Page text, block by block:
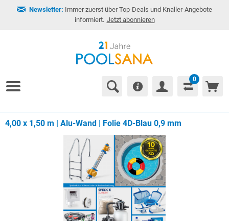
Newsletter: Immer zuerst über Top-Deals und Knaller-Angebote
informiert. Jetzt abonnieren
0
4,00 x 1,50 m | Alu-Wand | Folie 4D-Blau 0,9 mm